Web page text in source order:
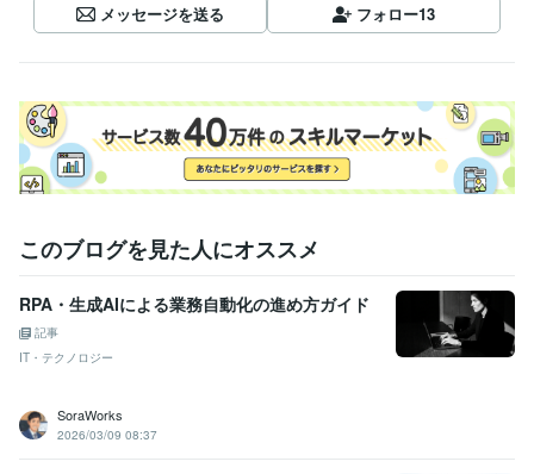
メッセージを送る
フォロー13
このブログを見た人にオススメ
RPA・生成AIによる業務自動化の進め方ガイド
記事
IT・テクノロジー
SoraWorks
2026/03/09 08:37